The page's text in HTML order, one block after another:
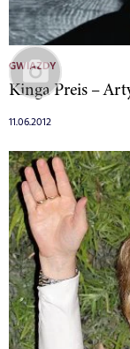
GWIAZDY
Kinga Preis –
11.06.2012